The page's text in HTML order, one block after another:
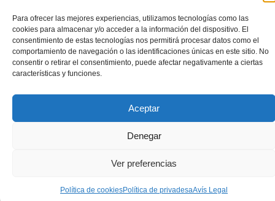
Para ofrecer las mejores experiencias, utilizamos tecnologías como las
cookies para almacenar y/o acceder a la información del dispositivo. El
consentimiento de estas tecnologías nos permitirá procesar datos como el
comportamiento de navegación o las identificaciones únicas en este sitio. No
consentir o retirar el consentimiento, puede afectar negativamente a ciertas
características y funciones.
Aceptar
Denegar
Ver preferencias
Política de cookiesPolítica de privadesaAvís Legal
Educàlia Editorial S.L. està adaptada en compliment de la LSSI-
CE, RGPD i LOPD. 2023 . Tots els drets reservats
Dissenyat per Mkolid